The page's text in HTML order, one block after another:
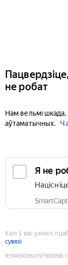
не робат
Нам вельмі
аўтаматычных.
Я не
Калі ў вас узніклі
сувязі
9194650060197905998: